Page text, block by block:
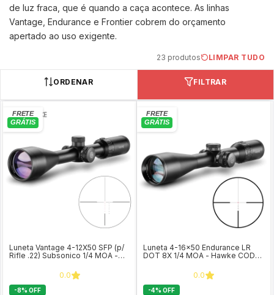
de luz fraca, que é quando a caça acontece. As linhas
Vantage, Endurance e Frontier cobrem do orçamento
apertado ao uso exigente.
23 produtos LIMPAR TUDO
ORDENAR FILTRAR
Luneta Vantage 4-12X50 SFP (p/
Rifle .22) Subsonico 1/4 MOA -
0.0
-8% OFF
Luneta 4-16x50 Endurance LR
DOT 8X 1/4 MOA - Hawke COD
0.0
-4% OFF